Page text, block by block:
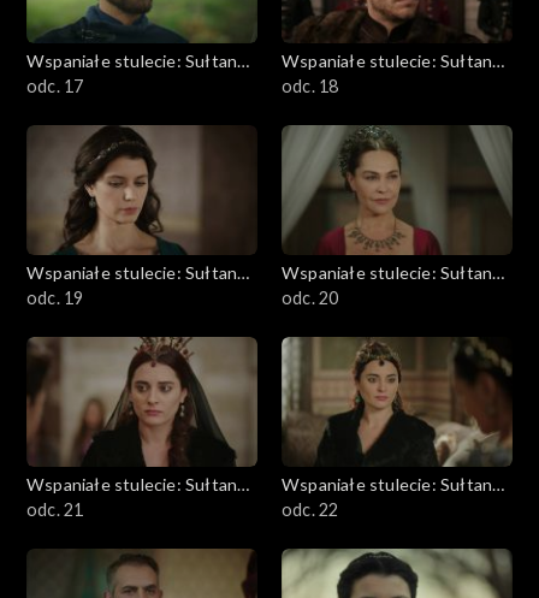
Wspaniałe stulecie: Sułtanka
Kösem
odc. 17
Wspaniałe stulecie: Sułtanka
Kösem
odc. 18
Wspaniałe stulecie: Sułtanka
Kösem
odc. 19
Wspaniałe stulecie: Sułtanka
Kösem
odc. 20
Wspaniałe stulecie: Sułtanka
Kösem
odc. 21
Wspaniałe stulecie: Sułtanka
Kösem
odc. 22